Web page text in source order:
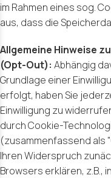
im Rahmen eines sog.
aus, dass die
Allgemeine Hinweise
(Opt-Out): Abhängig
Grundlage einer
erfolgt, haben Sie
Einwilligung zu
durch Cookie-
(zusammenfassend als
Ihren Widerspruch
Browsers erklären, z.B.,